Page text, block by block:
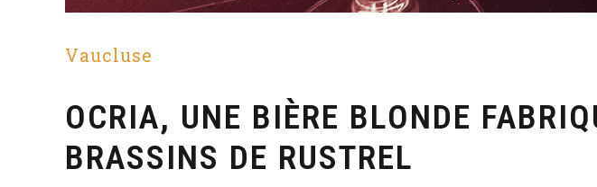
Vaucluse
OCRIA, UNE BIÈRE BLONDE
BRASSINS DE RUSTREL